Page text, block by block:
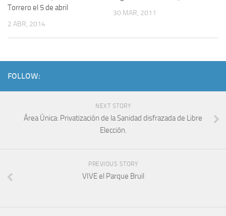
Torrero el 5 de abril
2 ABR, 2014
30 MAR, 2011
FOLLOW:
NEXT STORY
Área Única: Privatización de la Sanidad disfrazada de Libre
Elección.
PREVIOUS STORY
VIVE el Parque Bruil